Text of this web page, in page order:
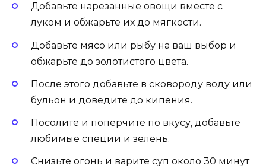
Добавьте нарезанные овощи вместе с
луком и обжарьте их до мягкости.
Добавьте мясо или рыбу на ваш выбор и
обжарьте до золотистого цвета.
После этого добавьте в сковороду воду или
бульон и доведите до кипения.
Посолите и поперчите по вкусу, добавьте
любимые специи и зелень.
Снизьте огонь и варите суп около 30 минут